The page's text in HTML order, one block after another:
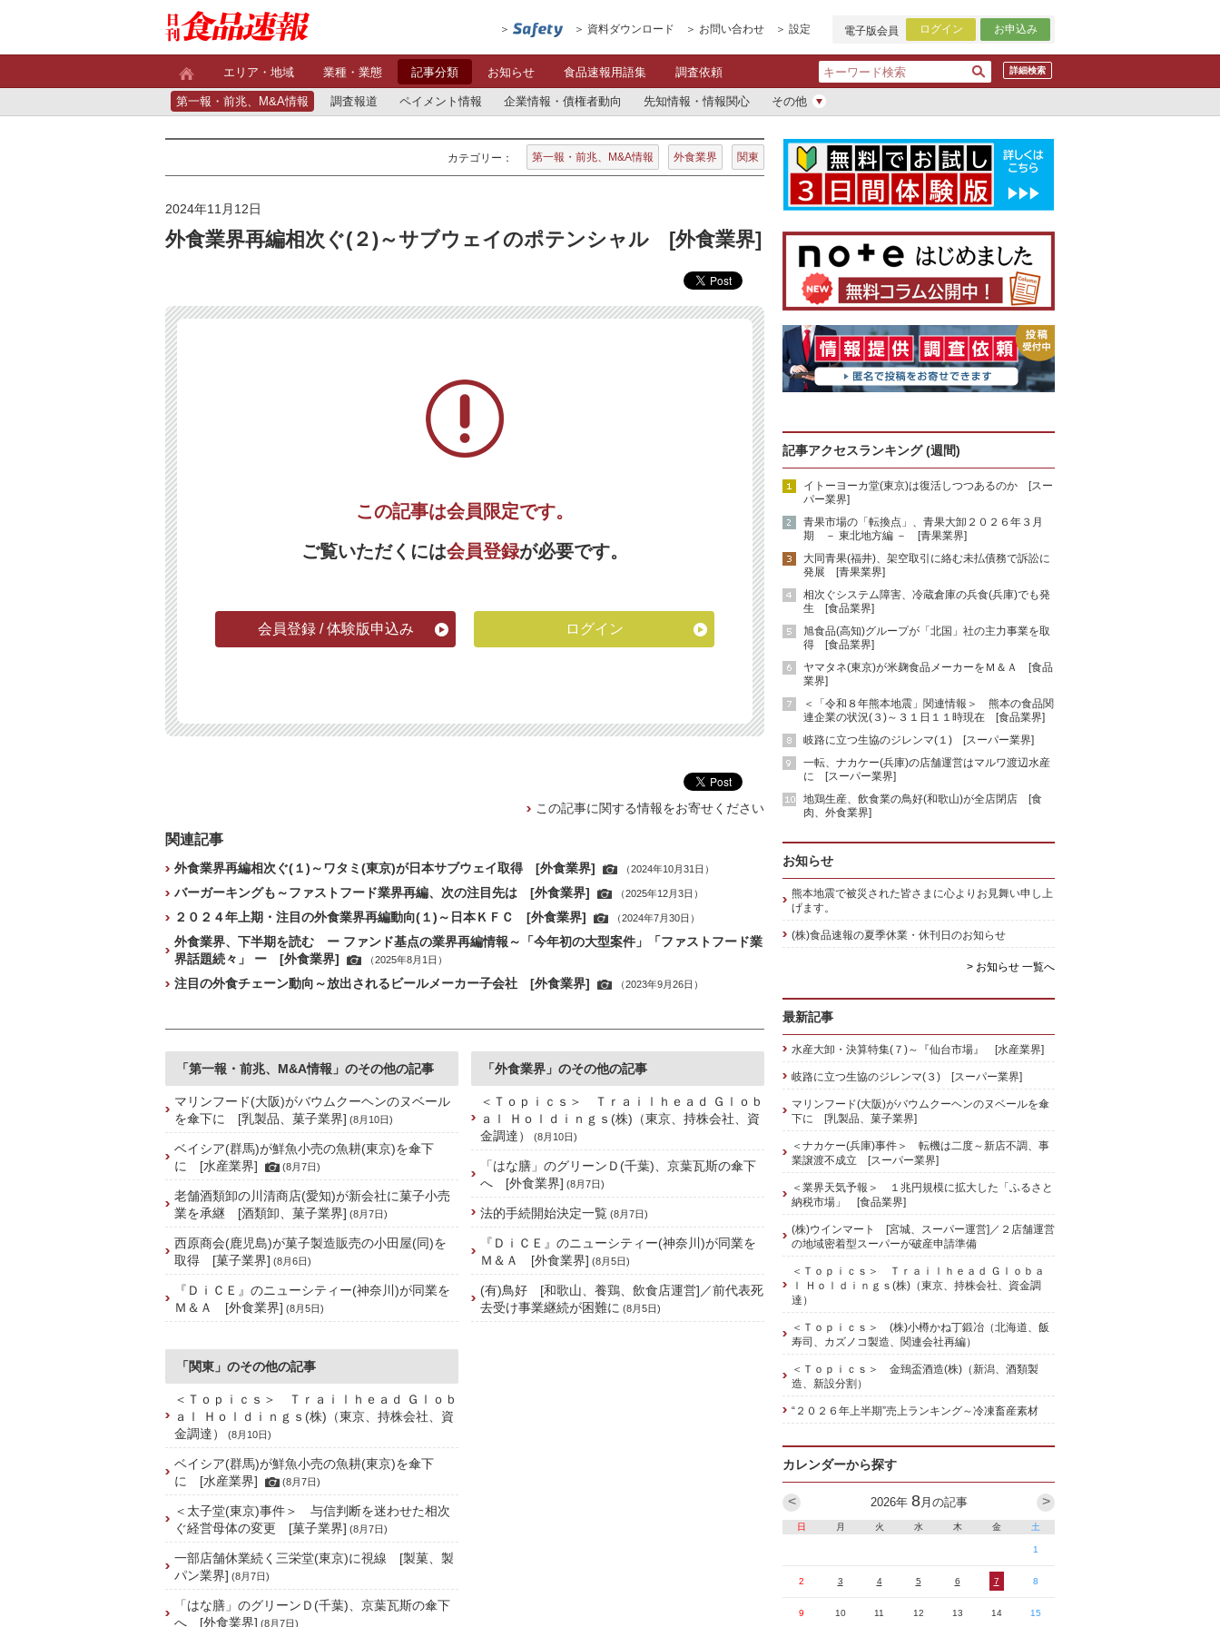
資料ダウンロード お問い合わせ 設定 電子版会員 ログイン お申込み
詳細検索
エリア・地域 業種・業態 記事分類 お知らせ 食品速報用語集 調査依頼
第一報・前兆、M&A情報 調査報道 ペイメント情報 企業情報・債権者動向 先知情報・情報関心 その他
カテゴリー： 第一報・前兆、M&A情報 外食業界 関東
2024年11月12日
外食業界再編相次ぐ(２)～サブウェイのポテンシャル [外食業界]
この記事は会員限定です。
ご覧いただくには会員登録が必要です。
会員登録 / 体験版申込み ログイン
この記事に関する情報をお寄せください
関連記事
外食業界再編相次ぐ(１)～ワタミ(東京)が日本サブウェイ取得 [外食業界] （2024年10月31日）
バーガーキングも～ファストフード業界再編、次の注目先は [外食業界] （2025年12月3日）
２０２４年上期・注目の外食業界再編動向(１)～日本ＫＦＣ [外食業界] （2024年7月30日）
外食業界、下半期を読む ー ファンド基点の業界再編情報～「今年初の大型案件」「ファストフード業
界話題続々」 ー [外食業界]
（2025年8月1日）
注目の外食チェーン動向～放出されるビールメーカー子会社 [外食業界] （2023年9月26日）
「第一報・前兆、M&A情報」のその他の記事
マリンフード(大阪)がバウムクーヘンのヌベール
を傘下に [乳製品、菓子業界] (8月10日)
ベイシア(群馬)が鮮魚小売の魚耕(東京)を傘下
に [水産業界]
(8月7日)
老舗酒類卸の川清商店(愛知)が新会社に菓子小売
業を承継 [酒類卸、菓子業界] (8月7日)
西原商会(鹿児島)が菓子製造販売の小田屋(同)を
取得 [菓子業界] (8月6日)
『ＤｉＣＥ』のニューシティー(神奈川)が同業を
Ｍ＆Ａ [外食業界] (8月5日)
「外食業界」のその他の記事
＜Ｔｏｐｉｃｓ＞ Ｔｒａｉｌｈｅａｄ Ｇｌｏｂ
ａｌ Ｈｏｌｄｉｎｇｓ(株)（東京、持株会社、資
金調達）
(8月10日)
「はな膳」のグリーンＤ(千葉)、京葉瓦斯の傘下
へ [外食業界] (8月7日)
法的手続開始決定一覧 (8月7日)
『ＤｉＣＥ』のニューシティー(神奈川)が同業を
Ｍ＆Ａ [外食業界] (8月5日)
(有)鳥好 [和歌山、養鶏、飲食店運営]／前代表死
去受け事業継続が困難に (8月5日)
「関東」のその他の記事
＜Ｔｏｐｉｃｓ＞ Ｔｒａｉｌｈｅａｄ Ｇｌｏｂ
ａｌ Ｈｏｌｄｉｎｇｓ(株)（東京、持株会社、資
金調達）
(8月10日)
ベイシア(群馬)が鮮魚小売の魚耕(東京)を傘下
に [水産業界]
(8月7日)
＜太子堂(東京)事件＞ 与信判断を迷わせた相次
ぐ経営母体の変更 [菓子業界] (8月7日)
一部店舗休業続く三栄堂(東京)に視線 [製菓、製
パン業界] (8月7日)
「はな膳」のグリーンＤ(千葉)、京葉瓦斯の傘下
へ [外食業界] (8月7日)
記事アクセスランキング (週間)
イトーヨーカ堂(東京)は復活しつつあるのか [スー
パー業界]
青果市場の「転換点」、青果大卸２０２６年３月
期 － 東北地方編 － [青果業界]
大同青果(福井)、架空取引に絡む未払債務で訴訟に
発展 [青果業界]
相次ぐシステム障害、冷蔵倉庫の兵食(兵庫)でも発
生 [食品業界]
旭食品(高知)グループが「北国」社の主力事業を取
得 [食品業界]
ヤマタネ(東京)が米麹食品メーカーをＭ＆Ａ [食品
業界]
＜「令和８年熊本地震」関連情報＞ 熊本の食品関
連企業の状況(３)～３１日１１時現在 [食品業界]
岐路に立つ生協のジレンマ(１) [スーパー業界]
一転、ナカケー(兵庫)の店舗運営はマルワ渡辺水産
に [スーパー業界]
地鶏生産、飲食業の鳥好(和歌山)が全店閉店 [食
肉、外食業界]
お知らせ
熊本地震で被災された皆さまに心よりお見舞い申し上
げます。
(株)食品速報の夏季休業・休刊日のお知らせ
> お知らせ 一覧へ
最新記事
水産大卸・決算特集(７)～『仙台市場』 [水産業界]
岐路に立つ生協のジレンマ(３) [スーパー業界]
マリンフード(大阪)がバウムクーヘンのヌベールを傘
下に [乳製品、菓子業界]
＜ナカケー(兵庫)事件＞ 転機は二度～新店不調、事
業譲渡不成立 [スーパー業界]
＜業界天気予報＞ １兆円規模に拡大した「ふるさと
納税市場」 [食品業界]
(株)ウインマート [宮城、スーパー運営]／２店舗運営
の地域密着型スーパーが破産申請準備
＜Ｔｏｐｉｃｓ＞ Ｔｒａｉｌｈｅａｄ Ｇｌｏｂａ
ｌ Ｈｏｌｄｉｎｇｓ(株)（東京、持株会社、資金調
達）
＜Ｔｏｐｉｃｓ＞ (株)小樽かね丁鍛冶（北海道、飯
寿司、カズノコ製造、関連会社再編）
＜Ｔｏｐｉｃｓ＞ 金鵄盃酒造(株)（新潟、酒類製
造、新設分割）
“２０２６年上半期”売上ランキング～冷凍畜産素材
カレンダーから探す
2026年 8月の記事 >
<
日 月 火 水 木 金 土
1
2 3 4 5 6 7 8
9 10 11 12 13 14 15